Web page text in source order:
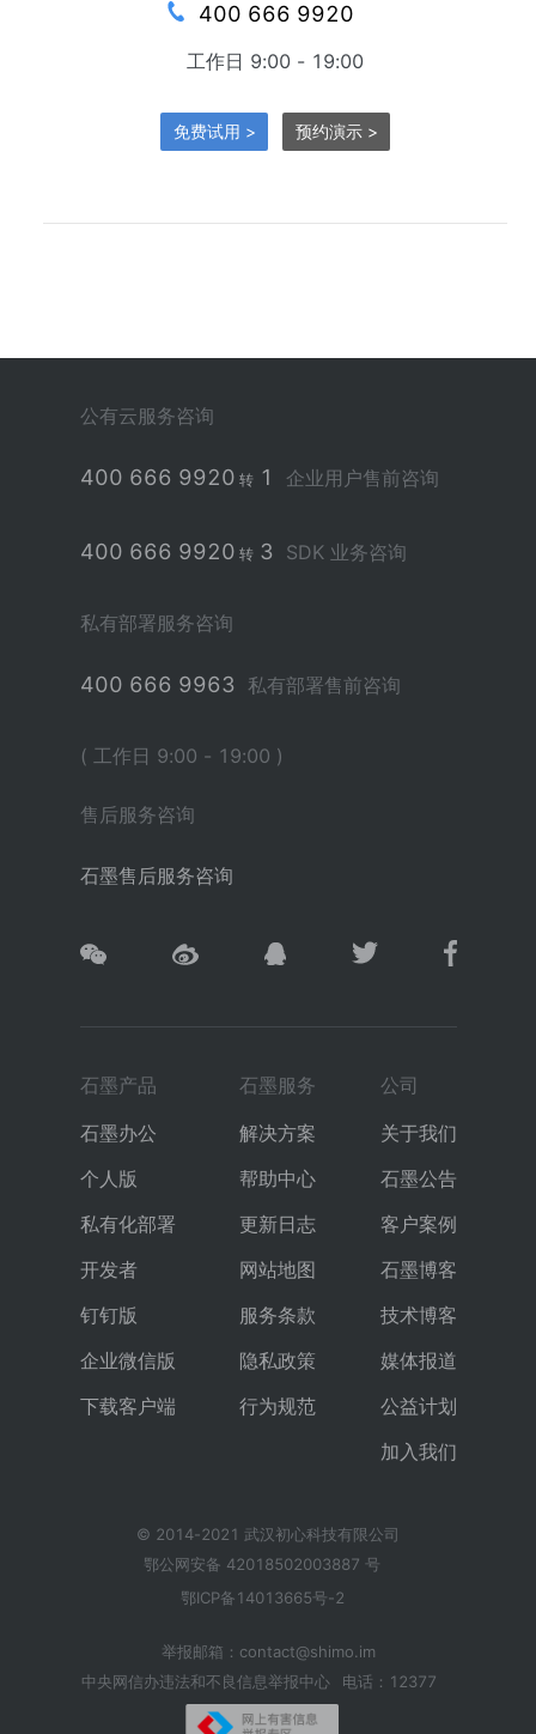
400 666 9920
工作日 9:00 - 19:00
免费试用 > 预约演示 >
公有云服务咨询
400 666 9920 转1 企业用户售前咨询
400 666 9920 转3 SDK 业务咨询
私有部署服务咨询
400 666 9963 私有部署售前咨询
( 工作日 9:00 - 19:00 )
售后服务咨询
石墨售后服务咨询
石墨产品
石墨办公
个人版
私有化部署
开发者
钉钉版
企业微信版
下载客户端
石墨服务
解决方案
帮助中心
更新日志
网站地图
服务条款
隐私政策
行为规范
公司
关于我们
石墨公告
客户案例
石墨博客
技术博客
媒体报道
公益计划
加入我们
© 2014-2021 武汉初心科技有限公司
鄂公网安备 42018502003887 号
鄂ICP备14013665号-2
举报邮箱：contact@shimo.im
中央网信办违法和不良信息举报中心
电话：12377